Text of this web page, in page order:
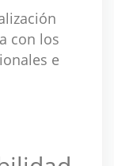
con los
e